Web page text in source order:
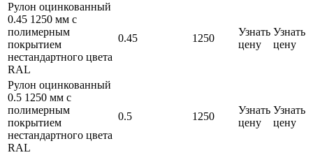
Рулон оцинкованный
0.45 1250 мм с
полимерным
покрытием
нестандартного цвета
RAL
0.45 1250
Узнать
цену
Узнать
цену
Рулон оцинкованный
0.5 1250 мм с
полимерным
покрытием
нестандартного цвета
RAL
0.5 1250
Узнать
цену
Узнать
цену